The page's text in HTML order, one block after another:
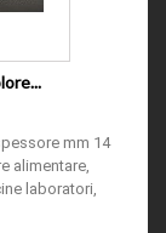
mm 14
alimentare,
laboratori,